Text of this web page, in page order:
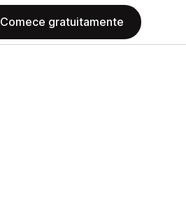
Comece gratuitamente